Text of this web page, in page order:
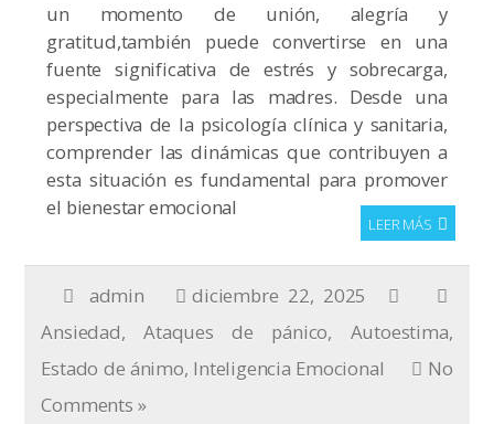
un momento de unión, alegría y
gratitud,también puede convertirse en una
fuente significativa de estrés y sobrecarga,
especialmente para las madres. Desde una
perspectiva de la psicología clínica y sanitaria,
comprender las dinámicas que contribuyen a
esta situación es fundamental para promover
el bienestar emocional
LEER MÁS
admin
diciembre 22, 2025
Ansiedad,Ataques de pánico, Autoestima,
Estado de ánimo, Inteligencia Emocional
No
Comments »